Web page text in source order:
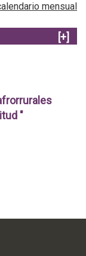
mensual
[+]
"